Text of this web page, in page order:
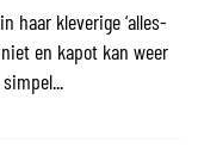
haar kleverige ‘alles-
en kapot kan weer